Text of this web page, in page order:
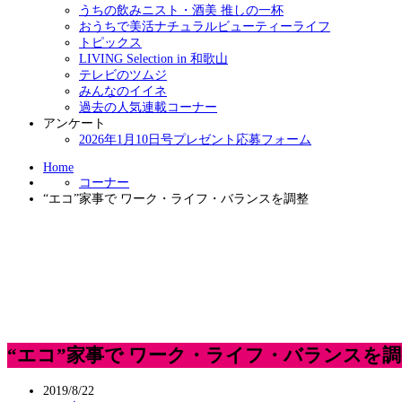
うちの飲みニスト・酒美 推しの一杯
おうちで美活ナチュラルビューティーライフ
トピックス
LIVING Selection in 和歌山
テレビのツムジ
みんなのイイネ
過去の人気連載コーナー
アンケート
2026年1月10日号プレゼント応募フォーム
Home
コーナー
“エコ”家事で ワーク・ライフ・バランスを調整
“エコ”家事で ワーク・ライフ・バランスを
2019/8/22